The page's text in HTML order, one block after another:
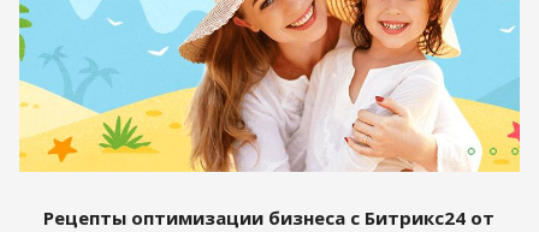
Рецепты оптимизации бизнеса с Битрикс24 от